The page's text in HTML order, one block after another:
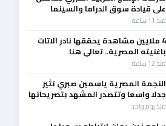
على قيادة سوق الدراما والسينما
والصباح في مقدمة المشهد الإقليمي
منذ 11 ساعة
4 ملايين مشاهدة يحققها نادر الاتات
باغنيته المصرية.. تعالي هنا
منذ 12 ساعة
النجمة المصرية ياسمين صبري تثير
جدلا واسعا وتتصدر المشهد بتصريحاتها
الأخيرة
منذ يوم واحد